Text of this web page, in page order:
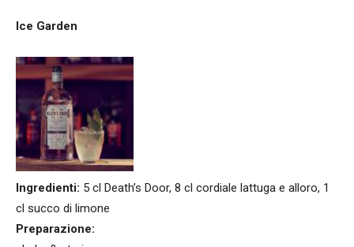
Ice Garden
Ingredienti: 5 cl Death’s Door, 8 cl cordiale lattuga e alloro, 1
cl succo di limone
Preparazione: